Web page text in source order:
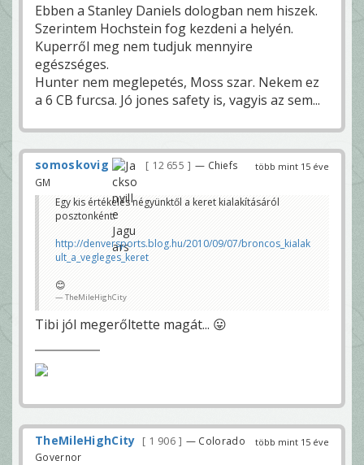
Ebben a Stanley Daniels dologban nem hiszek.
Szerintem Hochstein fog kezdeni a helyén.
Kuperről meg nem tudjuk mennyire
egészséges.
Hunter nem meglepetés, Moss szar. Nekem ez
a 6 CB furcsa. Jó jones safety is, vagyis az sem...
több mint 15 éve
somoskovig 12 655
— Chiefs
GM
Egy kis értékelés négyünktől a keret kialakításáról
posztonként:
http://denversports.blog.hu/2010/09/07/broncos_kialak
ult_a_vegleges_keret
😊
TheMileHighCity
Tibi jól megerőltette magát... 😛
több mint 15 éve
TheMileHighCity 1 906
— Colorado
Governor